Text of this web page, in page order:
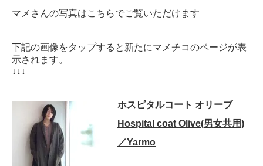
マメさんの写真はこちらでご覧いただけます
下記の画像をタップすると新たにマメチコのページが表
示されます。
↓↓↓
ホスピタルコート オリーブ
Hospital coat Olive(男女共用)
／Yarmo